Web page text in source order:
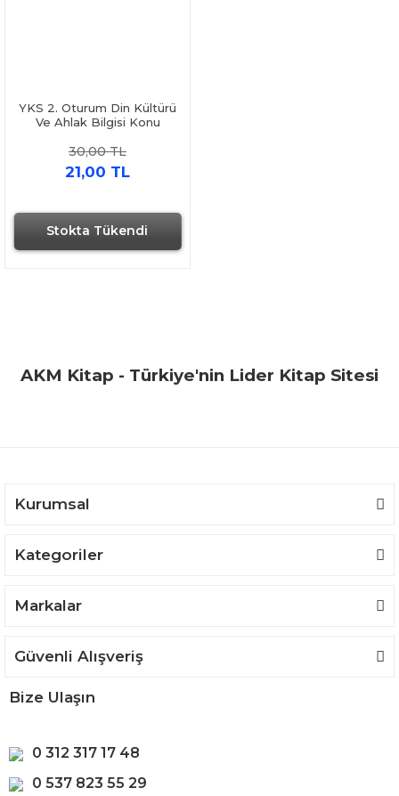
Stokta Tükendi
YKS 2. Oturum Din Kültürü
Ve Ahlak Bilgisi Konu
30,00 TL
21,00 TL
Hızlı Gönderi
AKM Kitap - Türkiye'nin Lider Kitap Sitesi
Kurumsal
Kategoriler
Markalar
Güvenli Alışveriş
Bize Ulaşın
0 312 317 17 48
0 537 823 55 29